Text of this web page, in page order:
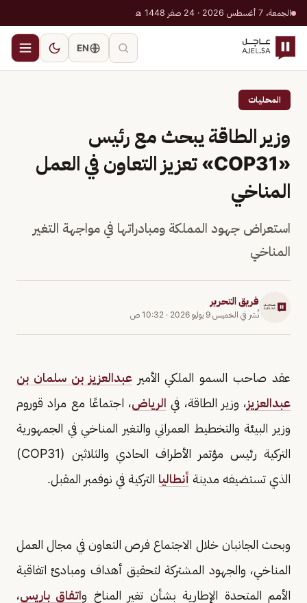
الجمعة، 7 أغسطس 2026 · 24 صفر 1448 هـ
EN
المحليات
وزير الطاقة يبحث مع رئيس
«COP31» تعزيز التعاون في العمل
المناخي
استعراض جهود المملكة ومبادراتها في مواجهة التغير
المناخي
فريق التحرير
نُشر في الخميس 9 يوليو 2026 · 10:32 ص
عقد صاحب السمو الملكي الأميرعبدالعزيز بن سلمان بن
عبدالعزيز، وزير الطاقة، في الرياض، اجتماعًا مع مراد قوروم
وزير البيئة والتخطيط العمراني والتغير المناخي في الجمهورية
التركية رئيس مؤتمر الأطراف الحادي والثلاثين (COP31)
الذي تستضيفه مدينة أنطاليا التركية في نوفمبر المقبل.
وبحث الجانبان خلال الاجتماع فرص التعاون في مجال العمل
المناخي، والجهود المشتركة لتحقيق أهداف ومبادئ اتفاقية
الأمم المتحدة الإطارية بشأن تغير المناخ واتفاق باريس،